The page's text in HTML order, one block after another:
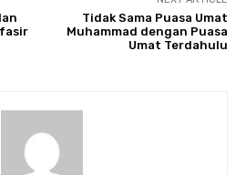
Tidak Sama Puasa Umat
Muhammad dengan Puasa
Umat Terdahulu